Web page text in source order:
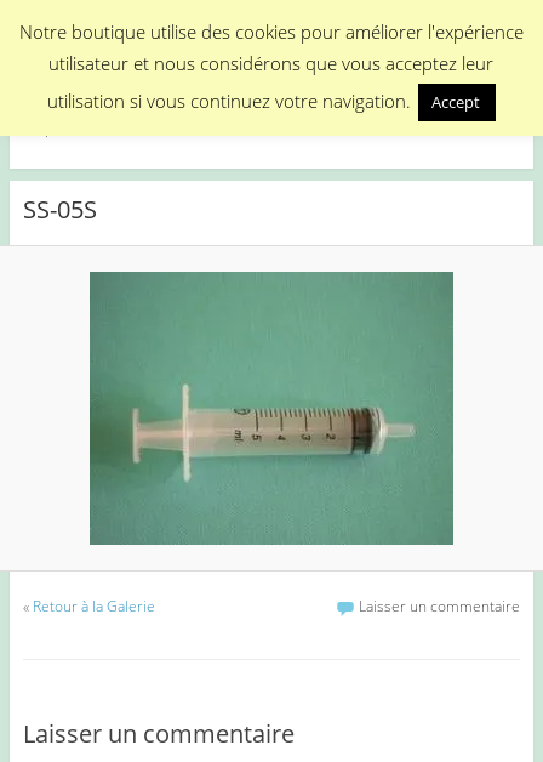
Menu
Medical Promotion
SS-05S
« Retour à la Galerie Laisser un commentaire
Laisser un commentaire
Notre boutique utilise des cookies pour améliorer l'expérience
utilisateur et nous considérons que vous acceptez leur
utilisation si vous continuez votre navigation.
Accept